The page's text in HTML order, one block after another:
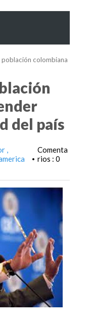
colombiana
del país
•
Comenta
rios : 0